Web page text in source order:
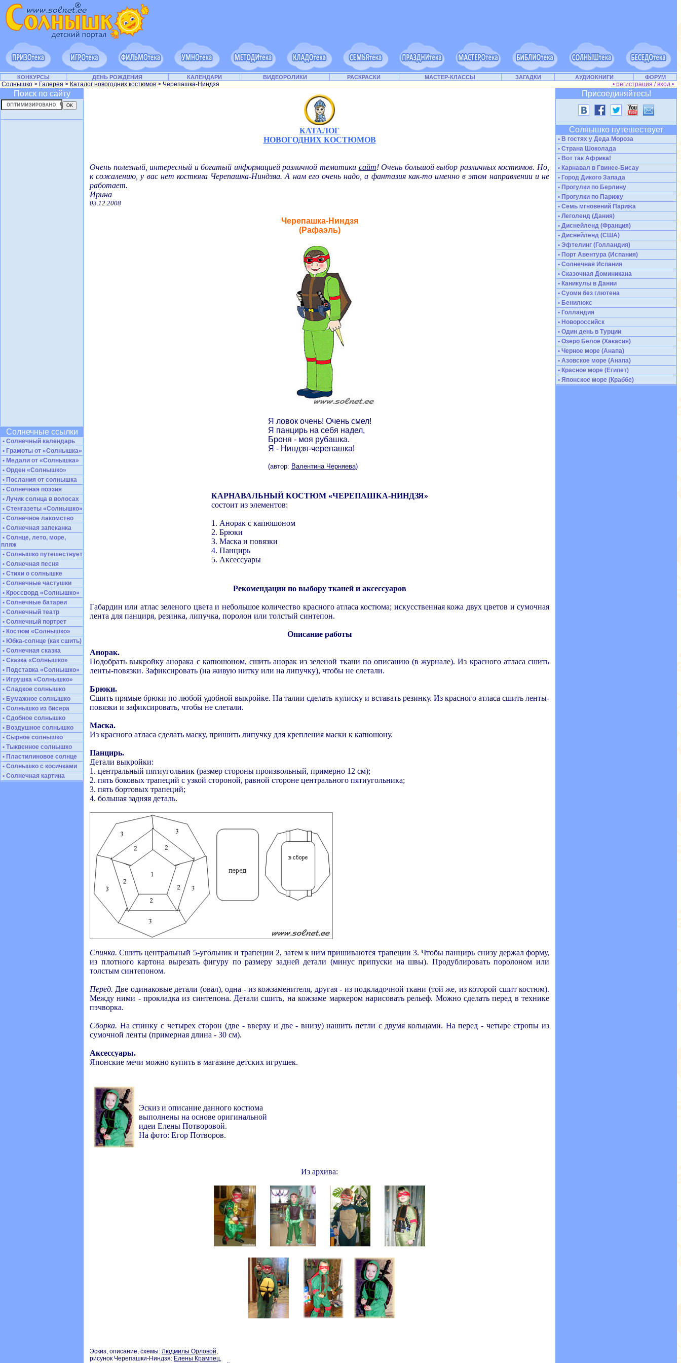
КОНКУРСЫ ДЕНЬ РОЖДЕНИЯ КАЛЕНДАРИ ВИДЕОРОЛИКИ РАСКРАСКИ МАСТЕР-КЛАССЫ ЗАГАДКИ АУДИОКНИГИ ФОРУМ
Солнышко > Галерея > Каталог новогодних костюмов > Черепашка-Ниндзя • регистрация / вход •
Поиск по сайту
Солнечные ссылки
• Солнечный календарь
• Грамоты от «Солнышка»
• Медали от «Солнышка»
• Орден «Солнышко»
• Послания от солнышка
• Солнечная поэзия
• Лучик солнца в волосах
• Стенгазеты «Солнышко»
• Солнечное лакомство
• Солнечная запеканка
• Солнце, лето, море,
пляж
• Солнышко путешествует
• Солнечная песня
• Стихи о солнышке
• Солнечные частушки
• Кроссворд «Солнышко»
• Солнечные батареи
• Солнечный театр
• Солнечный портрет
• Костюм «Солнышко»
• Юбка-солнце (как сшить)
• Солнечная сказка
• Сказка «Солнышко»
• Подставка «Солнышко»
• Игрушка «Солнышко»
• Сладкое солнышко
• Бумажное солнышко
• Солнышко из бисера
• Сдобное солнышко
• Воздушное солнышко
• Сырное солнышко
• Тыквенное солнышко
• Пластилиновое солнце
• Солнышко с косичками
• Солнечная картина
КАТАЛОГ
НОВОГОДНИХ КОСТЮМОВ
Очень полезный, интересный и богатый информацией различной тематики сайт! Очень большой выбор различных костюмов. Но,
к сожалению, у вас нет костюма Черепашка-Ниндзяа. А нам его очень надо, а фантазия как-то именно в этом направлении и не
работает.
Ирина
03.12.2008
Черепашка-Ниндзя
(Рафаэль)
Я ловок очень! Очень смел!
Я панцирь на себя надел,
Броня - моя рубашка.
Я - Ниндзя-черепашка!
(автор: Валентина Черняева)
КАРНАВАЛЬНЫЙ КОСТЮМ «ЧЕРЕПАШКА-НИНДЗЯ»
состоит из элементов:
1. Анорак с капюшоном
2. Брюки
3. Маска и повязки
4. Панцирь
5. Аксессуары
Рекомендации по выбору тканей и аксессуаров
Габардин или атлас зеленого цвета и небольшое количество красного атласа костюма; искусственная кожа двух цветов и сумочная
лента для панциря, резинка, липучка, поролон или толстый синтепон.
Описание работы
Анорак.
Подобрать выкройку анорака с капюшоном, сшить анорак из зеленой ткани по описанию (в журнале). Из красного атласа сшить
ленты-повязки. Зафиксировать (на живую нитку или на липучку), чтобы не слетали.
Брюки.
Сшить прямые брюки по любой удобной выкройке. На талии сделать кулиску и вставать резинку. Из красного атласа сшить ленты-
повязки и зафиксировать, чтобы не слетали.
Маска.
Из красного атласа сделать маску, пришить липучку для крепления маски к капюшону.
Панцирь.
Детали выкройки:
1. центральный пятиугольник (размер стороны произвольный, примерно 12 см);
2. пять боковых трапеций с узкой стороной, равной стороне центрального пятиугольника;
3. пять бортовых трапеций;
4. большая задняя деталь.
Спинка. Сшить центральный 5-угольник и трапеции 2, затем к ним пришиваются трапеции 3. Чтобы панцирь снизу держал форму,
из плотного картона вырезать фигуру по размеру задней детали (минус припуски на швы). Продублировать поролоном или
толстым синтепоном.
Перед. Две одинаковые детали (овал), одна - из кожзаменителя, другая - из подкладочной ткани (той же, из которой сшит костюм).
Между ними - прокладка из синтепона. Детали сшить, на кожзаме маркером нарисовать рельеф. Можно сделать перед в технике
пэчворка.
Сборка. На спинку с четырех сторон (две - вверху и две - внизу) нашить петли с двумя кольцами. На перед - четыре стропы из
сумочной ленты (примерная длина - 30 см).
Аксессуары.
Японские мечи можно купить в магазине детских игрушек.
Эскиз и описание данного костюма
выполнены на основе оригинальной
идеи Елены Потворовой.
На фото: Егор Потворов.
Из архива:
Эскиз, описание, схемы: Людмилы Орловой,
рисунок Черепашки-Ниндзя: Елены Крампец,
Присоединяйтесь!
Солнышко путешествует
• В гостях у Деда Мороза
• Страна Шоколада
• Вот так Африка!
• Карнавал в Гвинее-Бисау
• Город Дикого Запада
• Прогулки по Берлину
• Прогулки по Парижу
• Семь мгновений Парижа
• Леголенд (Дания)
• Диснейленд (Франция)
• Диснейленд (США)
• Эфтелинг (Голландия)
• Порт Авентура (Испания)
• Солнечная Испания
• Сказочная Доминикана
• Каникулы в Дании
• Суоми без глютена
• Бенилюкс
• Голландия
• Новороссийск
• Один день в Турции
• Озеро Белое (Хакасия)
• Черное море (Анапа)
• Азовское море (Анапа)
• Красное море (Египет)
• Японское море (Краббе)